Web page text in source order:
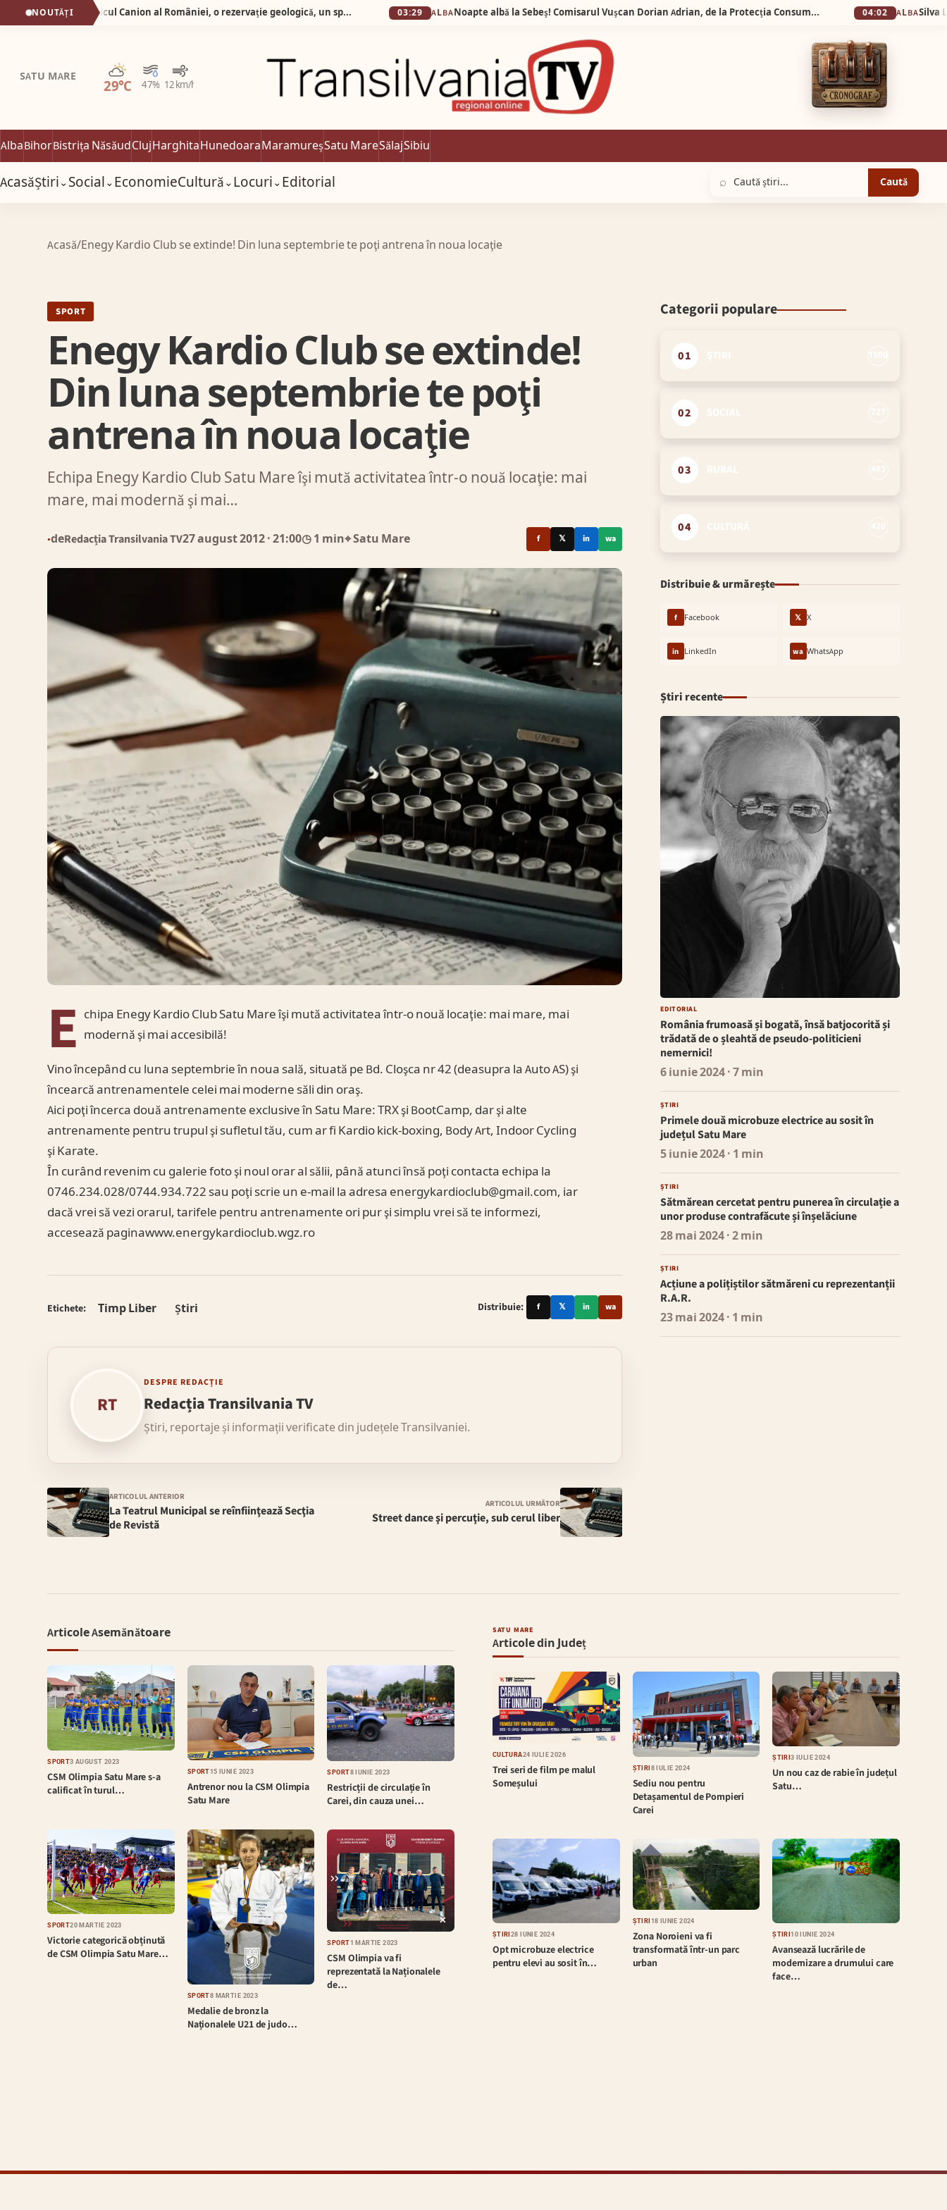
NOUTĂȚI Silva Logistic Services. Micul Canion al României, o rezervație geologică, un spectacol vizual unde timpul și apa au lucrat împreună, sculptând în carnea pământului forme de o frumusețe stranie. ALBA Noapte albă la Sebeș! Comisarul Vușcan Dorian Adrian, de la Protecția Consumatorilor, amendat chiar în timpul chefului! Două echipaje de poliție au venit să stingă „festivalul” din curte! 04:02 ALBA
SATU MARE
29°C 47% 12 km/h
Parțial noros
AlbaBihorBistrița NăsăudClujHarghitaHunedoaraMaramureșSatu MareSălajSibiu
AcasăȘtiri⌄Social⌄EconomieCultură⌄Locuri⌄Editorial ⌕ Caută
Acasă/Enegy Kardio Club se extinde! Din luna septembrie te poţi antrena în noua locaţie
SPORT
Enegy Kardio Club se extinde!
Din luna septembrie te poţi
antrena în noua locaţie
Echipa Enegy Kardio Club Satu Mare îşi mută activitatea într-o nouă locaţie: mai
mare, mai modernă şi mai…
●deRedacția Transilvania TV27 august 2012· 21:00◷ 1 min⌖ Satu Mare f 𝕏 in wa
E chipa Enegy Kardio Club Satu Mare îşi mută activitatea într-o nouă locaţie: mai mare, mai
modernă şi mai accesibilă!
Vino începând cu luna septembrie în noua sală, situată pe Bd. Cloşca nr 42 (deasupra la Auto AS) şi
încearcă antrenamentele celei mai moderne săli din oraş.
Aici poţi încerca două antrenamente exclusive în Satu Mare: TRX şi BootCamp, dar şi alte
antrenamente pentru trupul şi sufletul tău, cum ar fi Kardio kick-boxing, Body Art, Indoor Cycling
şi Karate.
În curând revenim cu galerie foto şi noul orar al sălii, până atunci însă poţi contacta echipa la
0746.234.028/0744.934.722 sau poţi scrie un e-mail la adresa energykardioclub@gmail.com, iar
dacă vrei să vezi orarul, tarifele pentru antrenamente ori pur şi simplu vrei să te informezi,
accesează paginawww.energykardioclub.wgz.ro
Etichete: Timp Liber Știri Distribuie: f 𝕏 in wa
RT
DESPRE REDACȚIE
Redacția Transilvania TV
Știri, reportaje și informații verificate din județele Transilvaniei.
ARTICOLUL ANTERIOR
La Teatrul Municipal se reînfiinţează Secţia
de Revistă
ARTICOLUL URMĂTOR
Street dance şi percuţie, sub cerul liber
Categorii populare
01
02
03
04
Distribuie & urmărește
f Facebook 𝕏 X
in LinkedIn wa WhatsApp
Știri recente
EDITORIAL
România frumoasă și bogată, însă batjocorită și
trădată de o șleahtă de pseudo-politicieni
nemernici!
6 iunie 2024· 7 min
ȘTIRI
Primele două microbuze electrice au sosit în
județul Satu Mare
5 iunie 2024· 1 min
ȘTIRI
Sătmărean cercetat pentru punerea în circulație a
unor produse contrafăcute și înșelăciune
28 mai 2024· 2 min
ȘTIRI
Acțiune a polițiștilor sătmăreni cu reprezentanții
R.A.R.
23 mai 2024· 1 min
Articole Asemănătoare
SPORT3 AUGUST 2023
CSM Olimpia Satu Mare s-a
calificat în turul…
SPORT15 IUNIE 2023
Antrenor nou la CSM Olimpia
Satu Mare
SPORT8 IUNIE 2023
Restricții de circulație în
Carei, din cauza unei…
SPORT20 MARTIE 2023
Victorie categorică obținută
de CSM Olimpia Satu Mare…
SPORT8 MARTIE 2023
Medalie de bronz la
Naționalele U21 de judo…
SPORT1 MARTIE 2023
CSM Olimpia va fi
reprezentată la Naționalele
de…
SATU MARE
Articole din Județ
CULTURĂ24 IULIE 2026
Trei seri de film pe malul
Someșului
ȘTIRI 8 IULIE 2024
Sediu nou pentru
Detașamentul de Pompieri
Carei
ȘTIRI3 IULIE 2024
Un nou caz de rabie în județul
Satu…
ȘTIRI 28 IUNIE 2024
Opt microbuze electrice
pentru elevi au sosit în…
ȘTIRI 18 IUNIE 2024
Zona Noroieni va fi
transformată într-un parc
urban
ȘTIRI10 IUNIE 2024
Avansează lucrările de
modernizare a drumului care
face…